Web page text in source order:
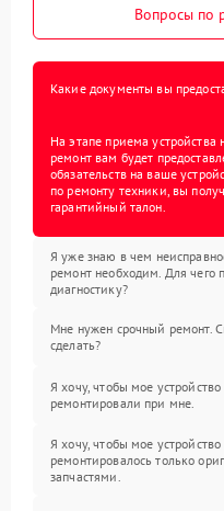
Вопросы по
Какие документы вы
На этапе приема
ремонт вам будет
обязательств на ваше
по ремонту техники, вы
гарантийный талон.
Я уже знаю в чем
ремонт необходим. Для чего
диагностику?
Мне нужен срочный ремонт.
сделать?
Я хочу, чтобы мое устройство
ремонтировали при мне.
Я хочу, чтобы мое устройство
ремонтировалось только
запчастями.